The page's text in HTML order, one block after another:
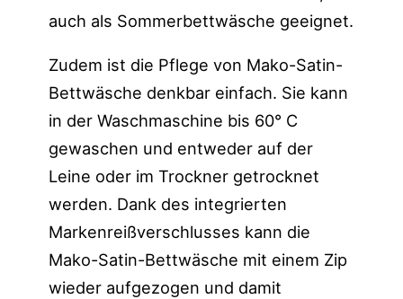
auch als Sommerbettwäsche geeignet.
Zudem ist die Pflege von Mako-Satin-
Bettwäsche denkbar einfach. Sie kann
in der Waschmaschine bis 60° C
gewaschen und entweder auf der
Leine oder im Trockner getrocknet
werden. Dank des integrierten
Markenreißverschlusses kann die
Mako-Satin-Bettwäsche mit einem Zip
wieder aufgezogen und damit